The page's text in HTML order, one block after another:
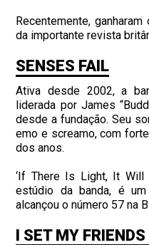
Recentemente,
da importante revista
SENSES FAIL
Ativa desde 2002, a
liderada por James
desde a fundação. Seu
emo e screamo, com
dos anos.
‘If There Is Light, It Will
estúdio da banda, é
alcançou o número 57 na
I SET MY FRIENDS